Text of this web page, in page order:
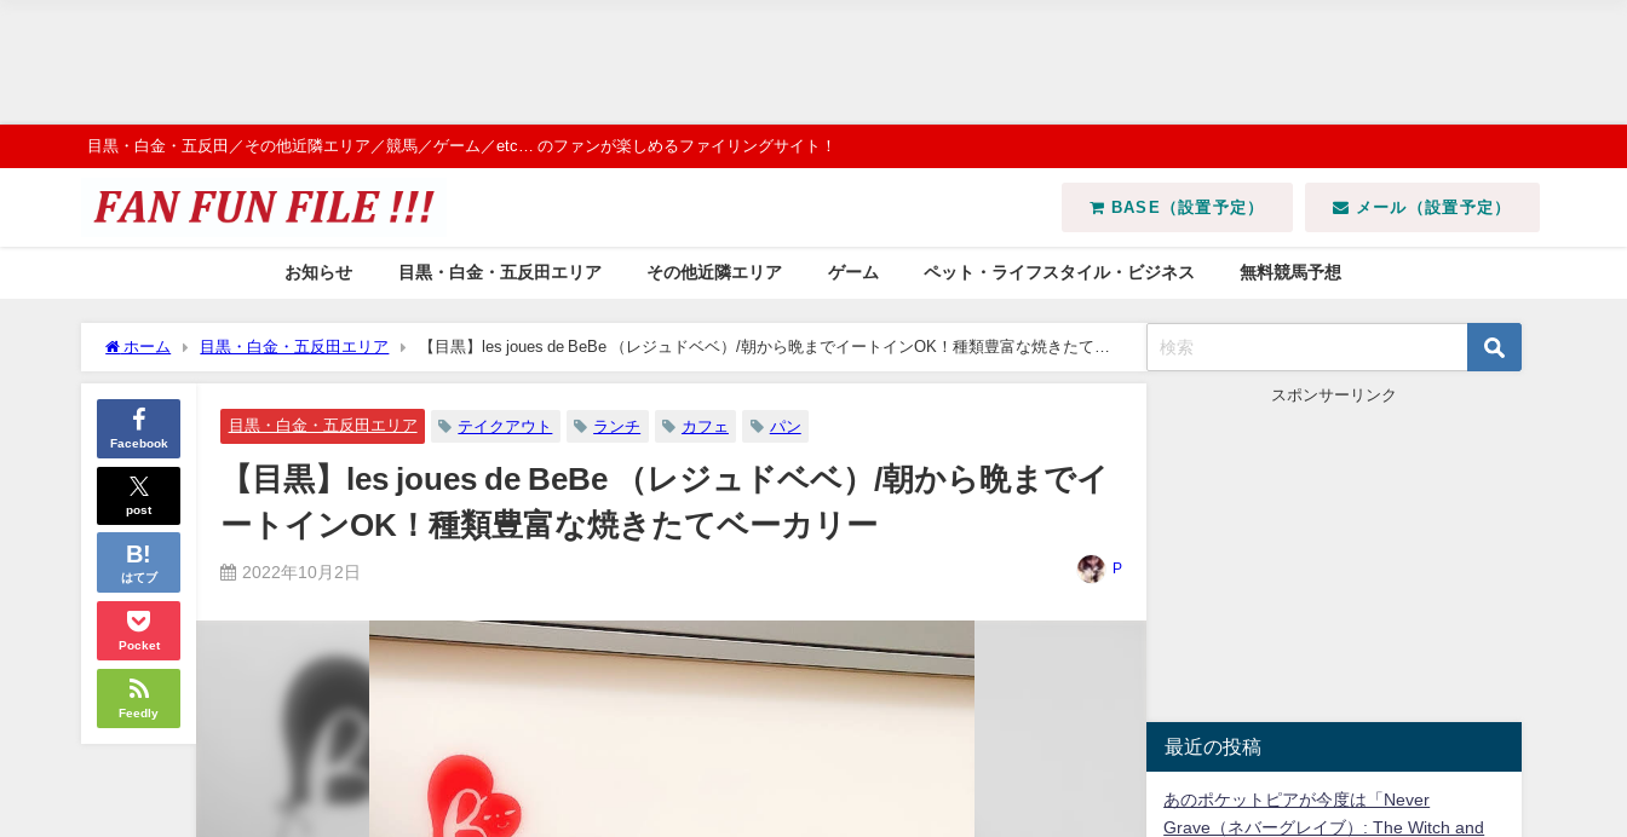
目黒・白金・五反田／その他近隣エリア／競馬／ゲーム／etc… のファンが楽しめるファイリングサイト！
BASE（設置予定） メール（設置予定）
お知らせ 目黒・白金・五反田エリア その他近隣エリア ゲーム ペット・ライフスタイル・ビジネス 無料競馬予想
ホーム 目黒・白金・五反田エリア
【目黒】les joues de BeBe （レジュドベベ）/朝から晩までイートインOK！種類豊富な焼きたてベ
ーカリー
Facebook
post
はてブ
Pocket
Feedly
目黒・白金・五反田エリア テイクアウト ランチ カフェ パン
【目黒】les joues de BeBe （レジュドベベ）/朝から晩までイ
ートインOK！種類豊富な焼きたてベーカリー
2022年10月2日 P
スポンサーリンク
最近の投稿
あのポケットピアが今度は「Never
Grave（ネバーグレイブ）: The Witch and